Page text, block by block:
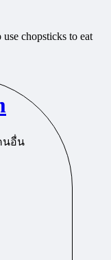
chopsticks to eat
นอื่น